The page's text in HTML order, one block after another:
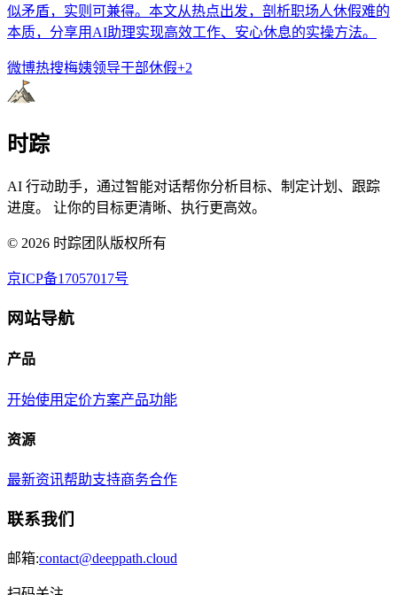
似矛盾，实则可兼得。本文从热点出发，剖析职场人休假难的
本质，分享用AI助理实现高效工作、安心休息的实操方法。
微博热搜梅姨领导干部休假+2
时踪
AI 行动助手，通过智能对话帮你分析目标、制定计划、跟踪
进度。 让你的目标更清晰、执行更高效。
© 2026 时踪团队版权所有
京ICP备17057017号
网站导航
产品
开始使用 定价方案产品功能
资源
最新资讯帮助支持商务合作
联系我们
邮箱:contact@deeppath.cloud